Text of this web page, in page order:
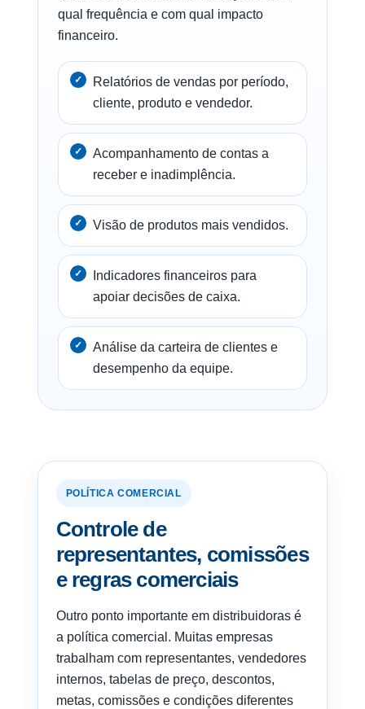
qual frequência e com qual impacto
financeiro.
Relatórios de vendas por período,
cliente, produto e vendedor.
Acompanhamento de contas a
receber e inadimplência.
Visão de produtos mais vendidos.
Indicadores financeiros para
apoiar decisões de caixa.
Análise da carteira de clientes e
desempenho da equipe.
POLÍTICA COMERCIAL
Controle de
representantes, comissões
e regras comerciais
Outro ponto importante em distribuidoras é
a política comercial. Muitas empresas
trabalham com representantes, vendedores
internos, tabelas de preço, descontos,
metas, comissões e condições diferentes